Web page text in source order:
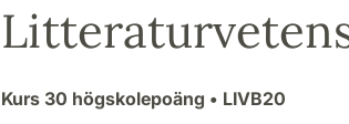
Kurs 30 högskolepoäng • LIVB20